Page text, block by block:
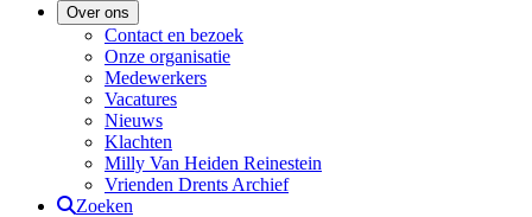
Over ons
Contact en bezoek
Onze organisatie
Medewerkers
Vacatures
Nieuws
Klachten
Milly Van Heiden Reinestein
Vrienden Drents Archief
Zoeken